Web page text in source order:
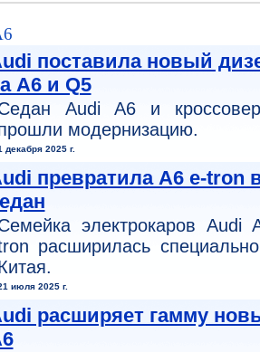
поставила новый
A6 и Q5
Audi A6 и
модернизацию.
декабря 2025 г.
превратила A6 e-tron
электрокаров Audi
расширилась
июля 2025 г.
расширяет гамму